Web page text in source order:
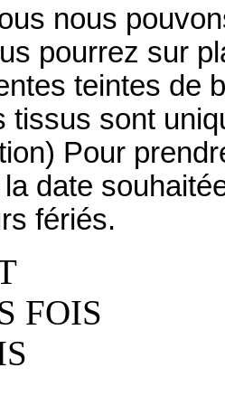
nous
pourrez sur
teintes de
tissus sont
Pour
date
fériés.